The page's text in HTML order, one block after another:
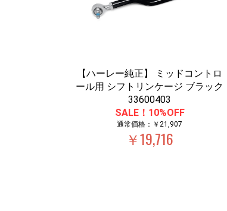
【ハーレー純正】 ミッドコントロ
ール用 シフトリンケージ ブラック
33600403
SALE！10%OFF
通常価格：￥21,907
￥19,716